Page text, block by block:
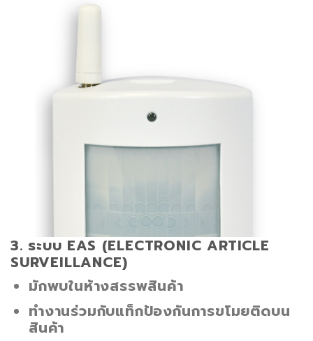
3. ระบบ EAS (ELECTRONIC ARTICLE
SURVEILLANCE)
มักพบในห้างสรรพสินค้า
ทำงานร่วมกับแท็กป้องกันการขโมยติดบน
สินค้า